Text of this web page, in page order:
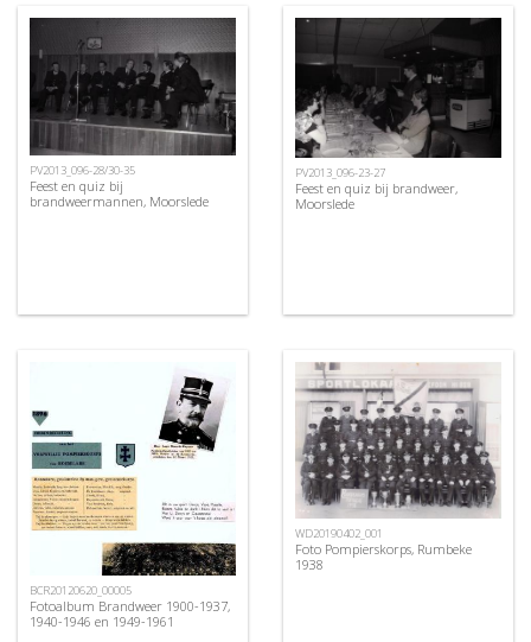
PV2013_096-28/30-35
Feest en quiz bij
brandweermannen, Moorslede
PV2013_096-23-27
Feest en quiz bij brandweer,
Moorslede
BCR20120620_00005
Fotoalbum Brandweer 1900-1937,
1940-1946 en 1949-1961
WD20190402_001
Foto Pompierskorps, Rumbeke
1938